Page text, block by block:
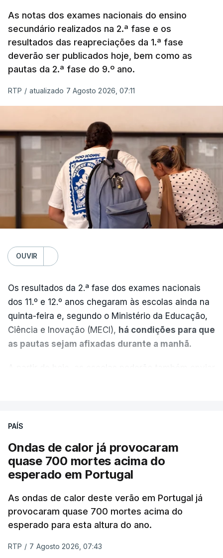
As notas dos exames nacionais do ensino
secundário realizados na 2.ª fase e os
resultados das reapreciações da 1.ª fase
deverão ser publicados hoje, bem como as
pautas da 2.ª fase do 9.º ano.
RTP / atualizado 7 Agosto 2026, 07:11
OUVIR
Os resultados da 2.ª fase dos exames nacionais
dos 11.º e 12.º anos chegaram às escolas ainda na
quinta-feira e, segundo o Ministério da Educação,
Ciência e Inovação (MECI), há condições para que
as pautas sejam afixadas durante a manhã.
dependia da apresentação de um requerimento,
mas o Governo decidiu, a partir deste ano,
disponibilizar a cópia dos exames classificados a
e rigor do processo" devido às falhas na
classificação eletrónica.
Serão também publicadas as notas da 2.ª fase
PAÍS
Ondas de calor já provocaram
quase 700 mortes acima do
esperado em Portugal
As ondas de calor deste verão em Portugal já
provocaram quase 700 mortes acima do
esperado para esta altura do ano.
RTP / 7 Agosto 2026, 07:43